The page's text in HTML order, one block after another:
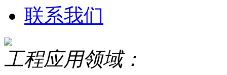
联系我们
工程应用领域：